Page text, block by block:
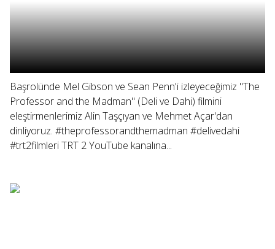
Başrolünde Mel Gibson ve Sean Penn'i izleyeceğimiz "The
Professor and the Madman" (Deli ve Dahi) filmini
eleştirmenlerimiz Alin Taşçıyan ve Mehmet Açar'dan
dinliyoruz. #theprofessorandthemadman #delivedahi
#trt2filmleri TRT 2 YouTube kanalına...